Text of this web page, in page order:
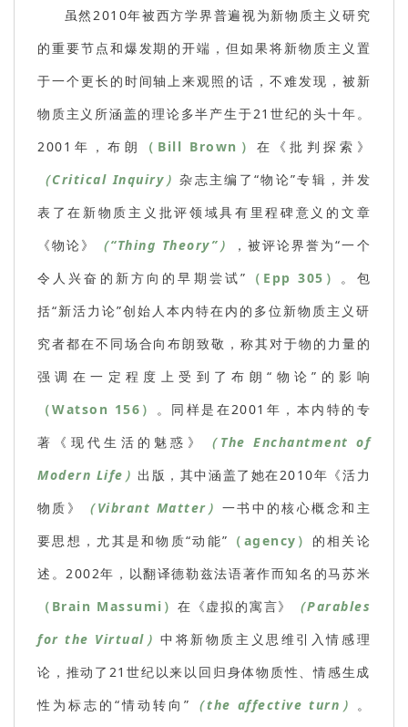
虽然2010年被西方学界普遍视为新物质主义研究
的重要节点和爆发期的开端，但如果将新物质主义置
于一个更长的时间轴上来观照的话，不难发现，被新
物质主义所涵盖的理论多半产生于21世纪的头十年。
2001年，布朗
（Bill Brown） 在《批判探索》
（Critical Inquiry）杂志主编了“物论”专辑，并发
表了在新物质主义批评领域具有里程碑意义的文章
《物论》
（“Thing Theory”）
，被评论界誉为“一个
令人兴奋的新方向的早期尝试” （Epp 305） 。包
括“新活力论”创始人本内特在内的多位新物质主义研
究者都在不同场合向布朗致敬，称其对于物的力量的
强调在一定程度上受到了布朗“物论”的影响
（Watson 156） 。同样是在2001年，本内特的专
著《现代生活的魅惑》
（The Enchantment of
Modern Life） 出版，其中涵盖了她在2010年《活力
物质》
（Vibrant Matter） 一书中的核心概念和主
要思想，尤其是和物质“动能” （agency） 的相关论
述。2002年，以翻译德勒兹法语著作而知名的马苏米
（Brain Massumi） 在《虚拟的寓言》
（Parables
for the Virtual）中将新物质主义思维引入情感理
论，推动了21世纪以来以回归身体物质性、情感生成
性为标志的“情动转向” （the affective turn） 。